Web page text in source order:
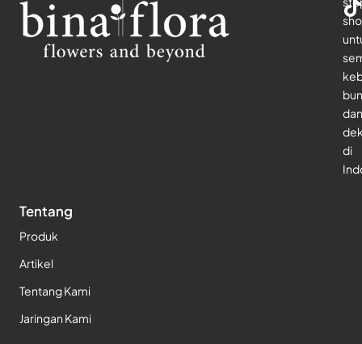
dan
di
Tentang
Produk
Artikel
Tentang Kami
Jaringan Kami